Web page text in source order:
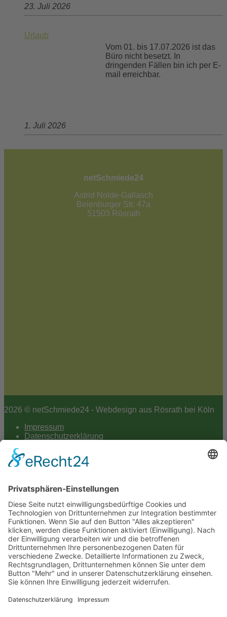
23. Juli 2026
Urlaub
Vom 01. bis 17.07.2026 ist das
Büro nicht besetzt. In
dringenden Fällen bin ich per E-
mail erreichbar.
1. Juli 2026
netSchmiede24
Astrid Nolde-Gallasch
Beienburger Str. 47a
51503 Rösrath
2026 © netSchmiede24 - Webdesign aus Rösrath bei Köln
Impressum
Datenschutzerklärung
Cookie-Einstellungen
to
top